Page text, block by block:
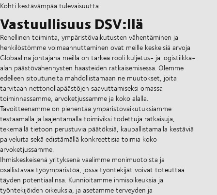
Kohti kestävämpää tulevaisuutta
Vastuullisuus DSV:llä
Rehellinen toiminta, ympäristövaikutusten vähentäminen ja
henkilöstömme voimaannuttaminen ovat meille keskeisiä arvoja
Globaalina johtajana meillä on tärkeä rooli kuljetus- ja logistiikka-
alan päästövähennysten haasteiden ratkaisemisessa. Olemme
edelleen sitoutuneita mahdollistamaan ne muutokset, joita
tarvitaan nettonollapäästöjen saavuttamiseksi omassa
toiminnassamme, arvoketjussamme ja koko alalla.
Tavoitteenamme on pienentää ympäristövaikutuksiamme
testaamalla ja laajentamalla toimiviksi todettuja ratkaisuja,
tekemällä tietoon perustuvia päätöksiä, kaupallistamalla kestäviä
palveluita sekä edistämällä konkreettisia toimia koko
arvoketjussamme.
Ihmiskeskeisenä yrityksenä vaalimme monimuotoista ja
osallistavaa työympäristöä, jossa työntekijät voivat toteuttaa
täyden potentiaalinsa. Kunnioitamme ihmisoikeuksia ja
työntekijöiden oikeuksia, ja asetamme terveyden ja